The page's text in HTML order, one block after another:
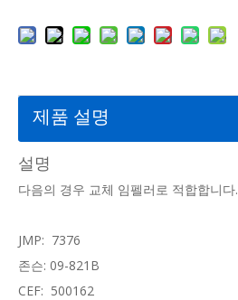
제품 설명
설명
다음의 경우 교체 임펠러로 적합합니다.
JMP: 7376
존슨: 09-821B
CEF: 500162